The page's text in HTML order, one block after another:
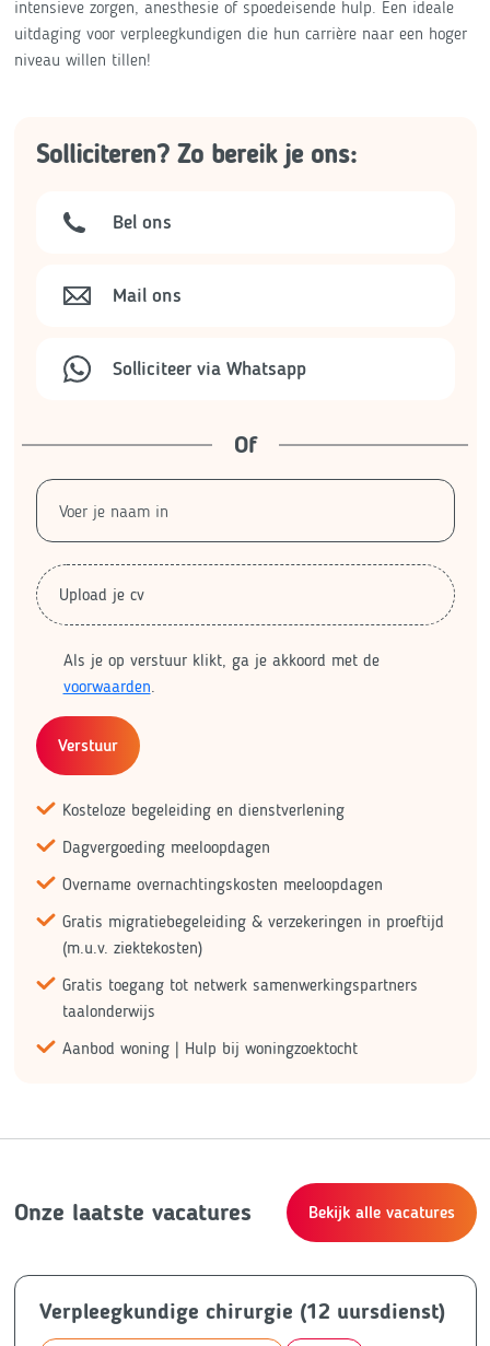
intensieve zorgen, anesthesie of spoedeisende hulp. Een ideale
uitdaging voor verpleegkundigen die hun carrière naar een hoger
niveau willen tillen!
Solliciteren? Zo bereik je ons:
Bel ons
Mail ons
Solliciteer via Whatsapp
Of
Upload je cv
Als je op verstuur klikt, ga je akkoord met de
voorwaarden.
Verstuur
Kosteloze begeleiding en dienstverlening
Dagvergoeding meeloopdagen
Overname overnachtingskosten meeloopdagen
Gratis migratiebegeleiding & verzekeringen in proeftijd
(m.u.v. ziektekosten)
Gratis toegang tot netwerk samenwerkingspartners
taalonderwijs
Aanbod woning | Hulp bij woningzoektocht
Onze laatste vacatures Bekijk alle vacatures
Verpleegkundige chirurgie (12 uursdienst)